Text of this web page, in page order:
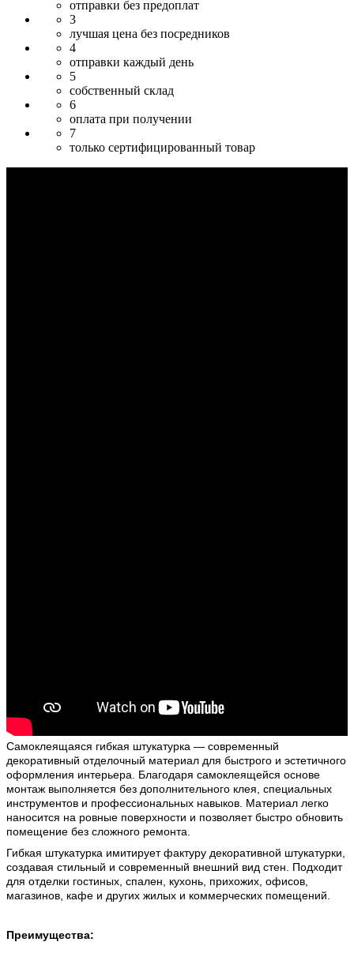
отправки без предоплат
3
лучшая цена без посредников
4
отправки каждый день
5
собственный склад
6
оплата при получении
7
только сертифицированный товар
Самоклеящаяся гибкая штукатурка — современный
декоративный отделочный материал для быстрого и эстетичного
оформления интерьера. Благодаря самоклеящейся основе
монтаж выполняется без дополнительного клея, специальных
инструментов и профессиональных навыков. Материал легко
наносится на ровные поверхности и позволяет быстро обновить
помещение без сложного ремонта.
Гибкая штукатурка имитирует фактуру декоративной штукатурки,
создавая стильный и современный внешний вид стен. Подходит
для отделки гостиных, спален, кухонь, прихожих, офисов,
магазинов, кафе и других жилых и коммерческих помещений.
Преимущества: